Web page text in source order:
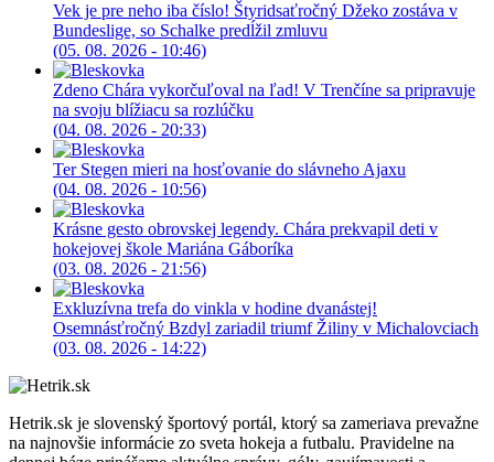
Vek je pre neho iba číslo! Štyridsaťročný Džeko zostáva v
Bundeslige, so Schalke predĺžil zmluvu
(05. 08. 2026 - 10:46)
Zdeno Chára vykorčuľoval na ľad! V Trenčíne sa pripravuje
na svoju blížiacu sa rozlúčku
(04. 08. 2026 - 20:33)
Ter Stegen mieri na hosťovanie do slávneho Ajaxu
(04. 08. 2026 - 10:56)
Krásne gesto obrovskej legendy. Chára prekvapil deti v
hokejovej škole Mariána Gáboríka
(03. 08. 2026 - 21:56)
Exkluzívna trefa do vinkla v hodine dvanástej!
Osemnásťročný Bzdyl zariadil triumf Žiliny v Michalovciach
(03. 08. 2026 - 14:22)
Hetrik.sk je slovenský športový portál, ktorý sa zameriava prevažne
na najnovšie informácie zo sveta hokeja a futbalu. Pravidelne na